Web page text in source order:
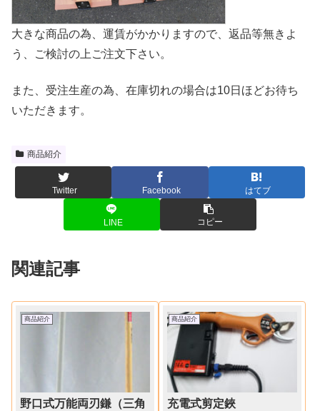
大きな商品の為、運賃がかかりますので、返品等無きよ
う、ご検討の上ご注文下さい。
また、受注生産の為、在庫切れの場合は10日ほどお待ち
いただきます。
商品紹介
Twitter Facebook はてブ
LINE コピー
関連記事
商品紹介
野口式万能両刃鎌（三角
商品紹介
充電式剪定鋏